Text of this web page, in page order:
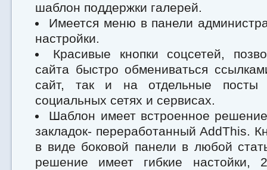
шаблон поддержки галерей.
Имеется меню в панели
настройки.
Красивые кнопки соцсетей,
сайта быстро обмениваться
сайт, так и на отдельные
социальных сетях и сервисах.
Шаблон имеет встроенное
закладок- переработанный AddThis.
в виде боковой панели в любой
решение имеет гибкие настойки,